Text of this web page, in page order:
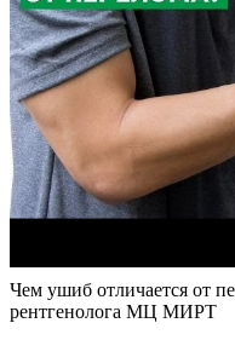
Чем ушиб отличается от
рентгенолога МЦ МИРТ